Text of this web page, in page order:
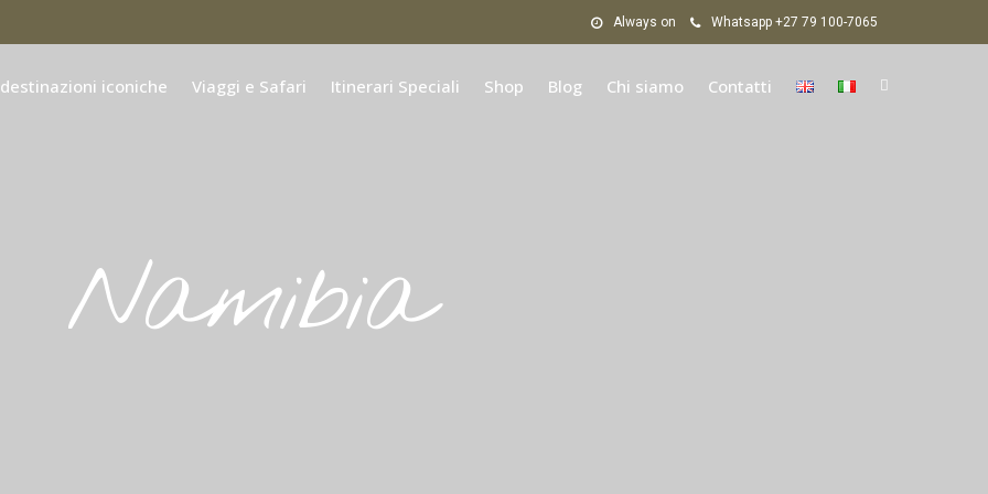
Always on Whatsapp +27 79 100-7065
iconiche Viaggi e Safari Itinerari Speciali Shop Blog Chi siamo Contatti
Namibia